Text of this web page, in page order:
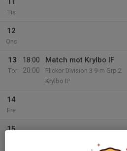
Tis
12
Ons
13
Tor
18:00
20:00
Match mot Krylbo IF
Flickor Division 3 9-m Grp.2
Krylbo IP
14
Fre
15